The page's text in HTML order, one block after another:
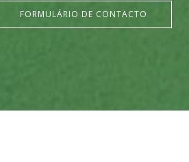
FORMULÁRIO DE CONTACTO